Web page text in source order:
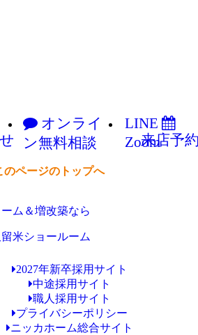
オンライ
ン無料相談
LINE
Zoom
来店予
ページのトップへ
ム＆増改築なら
2027年新卒採用サイト
中途採用サイト
職人採用サイト
プライバシーポリシー
ニッカホーム総合サイト